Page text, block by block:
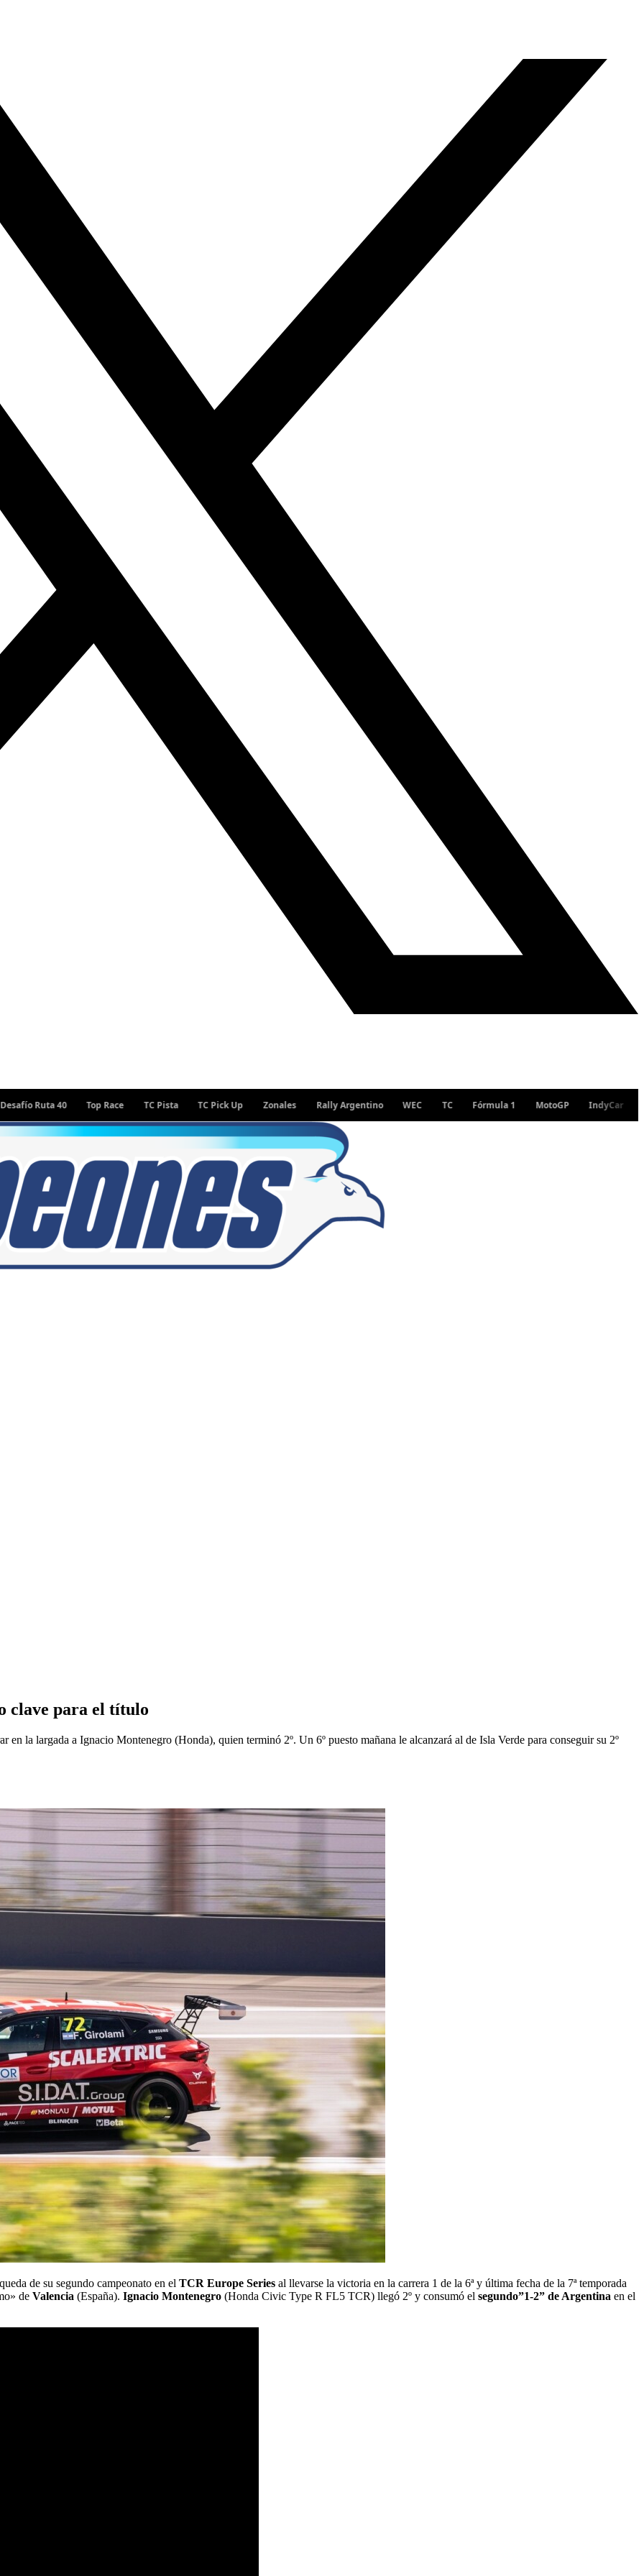
Ruta 40 Top Race TC Pista TC Pick Up Zonales Rally Argentino WEC TC Fórmula 1 MotoGP IndyCar WRC
clave para el título
en la largada a Ignacio Montenegro (Honda), quien terminó 2º. Un 6º puesto mañana le alcanzará al de Isla Verde para conseguir su 2º
de su segundo campeonato en el TCR Europe Series al llevarse la victoria en la carrera 1 de la 6ª y última fecha de la 7ª temporada
de Valencia (España). Ignacio Montenegro (Honda Civic Type R FL5 TCR) llegó 2º y consumó el segundo”1-2” de Argentina en el